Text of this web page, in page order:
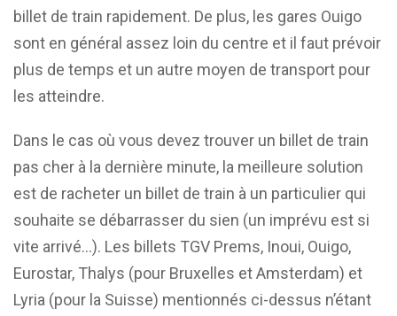
billet de train rapidement. De plus, les gares Ouigo
sont en général assez loin du centre et il faut prévoir
plus de temps et un autre moyen de transport pour
les atteindre.
Dans le cas où vous devez trouver un billet de train
pas cher à la dernière minute, la meilleure solution
est de racheter un billet de train à un particulier qui
souhaite se débarrasser du sien (un imprévu est si
vite arrivé…). Les billets TGV Prems, Inoui, Ouigo,
Eurostar, Thalys (pour Bruxelles et Amsterdam) et
Lyria (pour la Suisse) mentionnés ci-dessus n’étant